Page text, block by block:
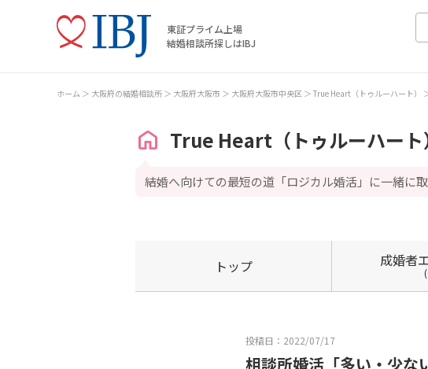
東証プライム上場
結婚相談所探しはIBJ
ホーム 大阪府の結婚相談所 大阪府大阪市 大阪府大阪市中央区 True Heart（トゥルーハート）
True Heart（トゥルーハート
結婚へ向けての最短の道「ロジカル婚活」に一緒に
トップ 成婚者
投稿日：2022/07/17
相談所婚活「多い・少な